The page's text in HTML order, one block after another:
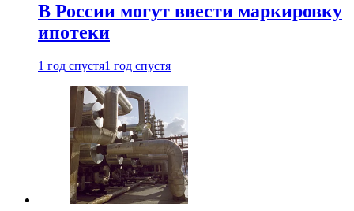
В России могут ввести маркировку
ипотеки
1 год спустя1 год спустя